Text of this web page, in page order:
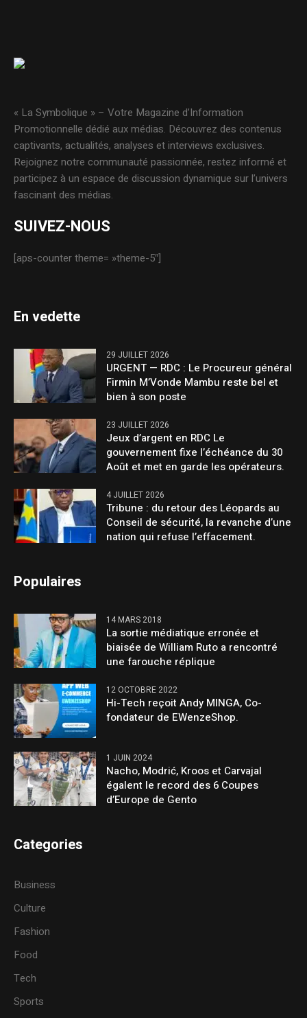
« La Symbolique » – Votre Magazine d’Information
Promotionnelle dédié aux médias. Découvrez des contenus
captivants, actualités, analyses et interviews exclusives.
Rejoignez notre communauté passionnée, restez informé et
participez à un espace de discussion dynamique sur l’univers
fascinant des médias.
SUIVEZ-NOUS
[aps-counter theme= »theme-5″]
En vedette
29 JUILLET 2026
URGENT — RDC : Le Procureur général
Firmin M’Vonde Mambu reste bel et
bien à son poste
23 JUILLET 2026
Jeux d’argent en RDC Le
gouvernement fixe l’échéance du 30
Août et met en garde les opérateurs.
4 JUILLET 2026
Tribune : du retour des Léopards au
Conseil de sécurité, la revanche d’une
nation qui refuse l’effacement.
Populaires
14 MARS 2018
La sortie médiatique erronée et
biaisée de William Ruto a rencontré
une farouche réplique
12 OCTOBRE 2022
Hi-Tech reçoit Andy MINGA, Co-
fondateur de EWenzeShop.
1 JUIN 2024
Nacho, Modrić, Kroos et Carvajal
égalent le record des 6 Coupes
d’Europe de Gento
Categories
Business
Culture
Fashion
Food
Tech
Sports